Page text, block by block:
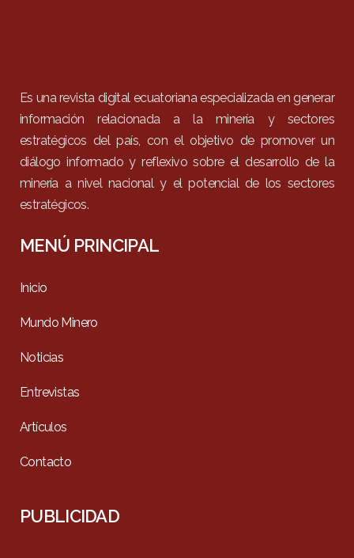
Es una revista digital ecuatoriana especializada en generar
información relacionada a la minería y sectores
estratégicos del país, con el objetivo de promover un
diálogo informado y reflexivo sobre el desarrollo de la
minería a nivel nacional y el potencial de los sectores
estratégicos.
MENÚ PRINCIPAL
Inicio
Mundo Minero
Noticias
Entrevistas
Artículos
Contacto
PUBLICIDAD